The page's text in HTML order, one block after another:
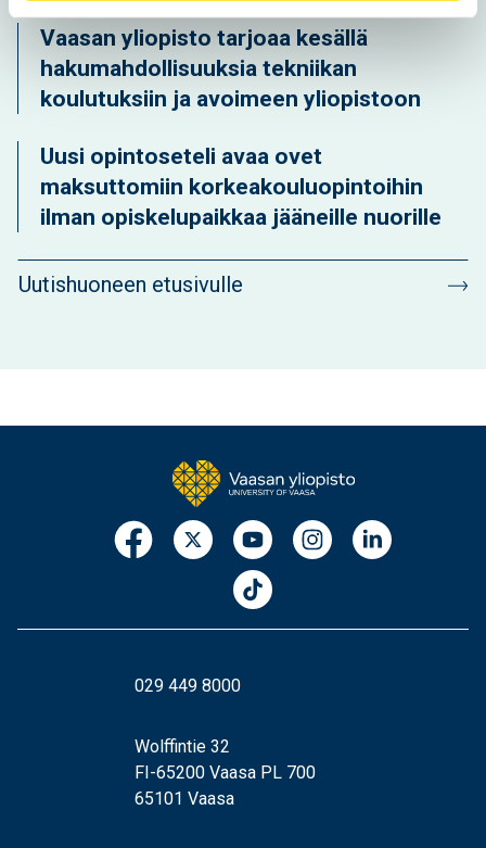
Vaasan yliopisto tarjoaa kesällä
hakumahdollisuuksia tekniikan
koulutuksiin ja avoimeen yliopistoon
Uusi opintoseteli avaa ovet
maksuttomiin korkeakouluopintoihin
ilman opiskelupaikkaa jääneille nuorille
Uutishuoneen etusivulle
029 449 8000
Wolffintie 32
FI-65200 Vaasa PL 700
65101 Vaasa